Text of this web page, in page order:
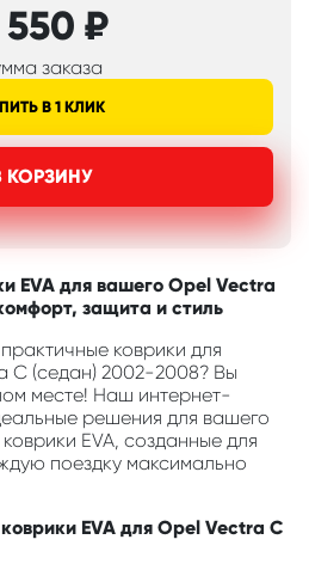
₽
заказа
В 1 КЛИК
КОРЗИНУ
EVA для вашего Opel Vectra
защита и стиль
коврики для
C (седан) 2002-2008? Вы
месте! Наш интернет-
решения для вашего
EVA, созданные для
поездку максимально
EVA для Opel Vectra C